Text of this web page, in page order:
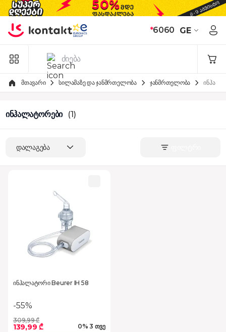
Skip to Content
*6060 GE
მთავარი სილამაზე და ჯანმრთელობა ჯანმრთელობა
ინჰალატორები (1)
დალაგება
ინჰალატორი Beurer IH 58
-55%
309,99 ₾
139,99 ₾ 0% 3 თვე